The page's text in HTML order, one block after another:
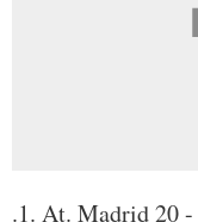
.1. At. Madrid 20